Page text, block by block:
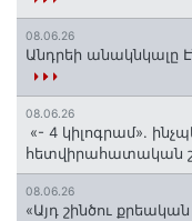
08.06.26
Անդրեի անակնկալը
08.06.26
«- 4 կիլոգրամ».
հետվիրահատական
08.06.26
«Այդ շինծու